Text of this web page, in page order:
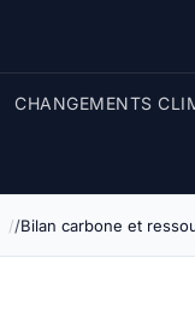
CHANGEMENTS
Bilan carbone et